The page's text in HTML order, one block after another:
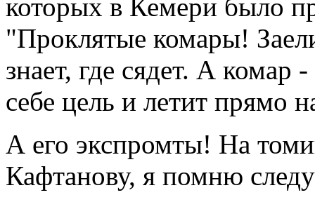
которых в Кемери было
"Проклятые комары!
знает, где сядет. А
себе цель и летит прямо
А его экспромты! На
Кафтанову, я помню